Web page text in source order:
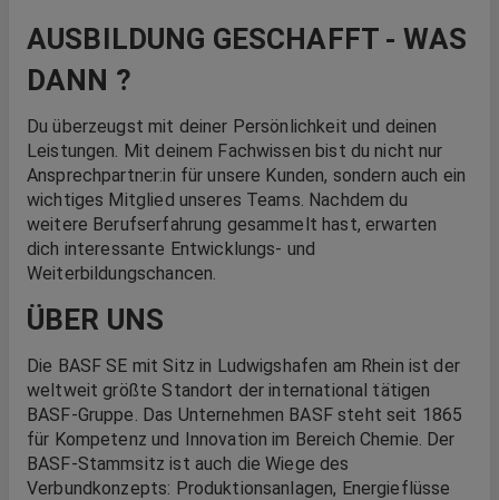
AUSBILDUNG GESCHAFFT - WAS
DANN ?
Du überzeugst mit deiner Persönlichkeit und deinen
Leistungen. Mit deinem Fachwissen bist du nicht nur
Ansprechpartner:in für unsere Kunden, sondern auch ein
wichtiges Mitglied unseres Teams. Nachdem du
weitere Berufserfahrung gesammelt hast, erwarten
dich interessante Entwicklungs- und
Weiterbildungschancen.
ÜBER UNS
Die BASF SE mit Sitz in Ludwigshafen am Rhein ist der
weltweit größte Standort der international tätigen
BASF-Gruppe. Das Unternehmen BASF steht seit 1865
für Kompetenz und Innovation im Bereich Chemie. Der
BASF-Stammsitz ist auch die Wiege des
Verbundkonzepts: Produktionsanlagen, Energieflüsse